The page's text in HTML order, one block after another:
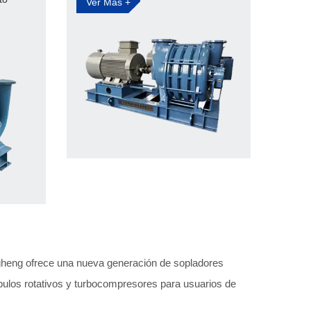
ofrece una nueva generación de sopladores
rotativos y turbocompresores para usuarios de